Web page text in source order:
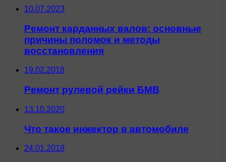
10.07.2023
Ремонт карданных валов: основные
причины поломок и методы
восстановления
19.02.2018
Ремонт рулевой рейки БМВ
13.10.2020
Что такое инжектор в автомобиле
24.01.2018